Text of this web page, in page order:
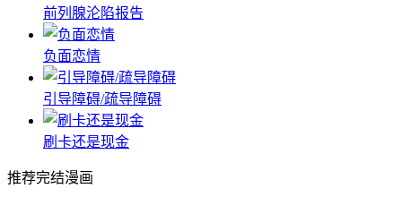
心动打包/Heart Packer